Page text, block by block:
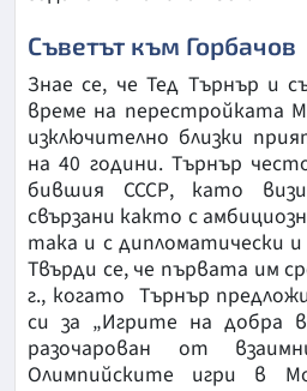
Съветът към Горбачов
Знае се, че Тед Търнър и
време на перестройката
изключително близки
на 40 години. Търнър
бившия СССР, като
свързани както с
така и с дипломатически
Твърди се, че първата им
г., когато Търнър
си за „Игрите на добра
разочарован от
Олимпийските игри в